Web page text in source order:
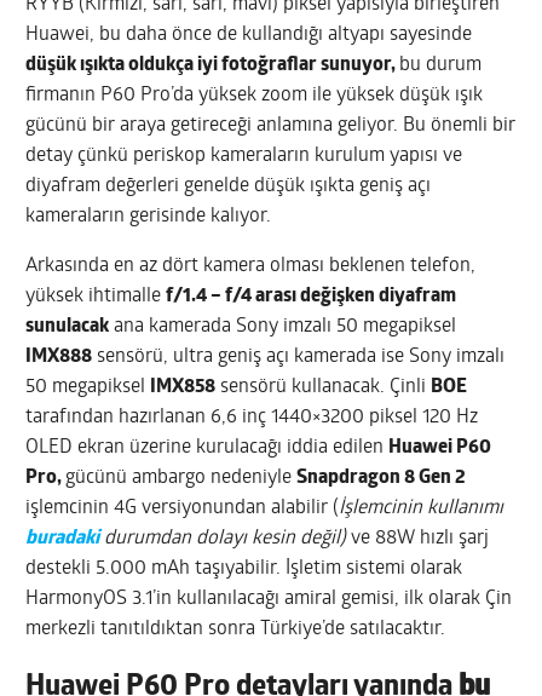
RYYB (Kırmızı, sarı, sarı, mavi) piksel yapısıyla birleştiren
Huawei, bu daha önce de kullandığı altyapı sayesinde
düşük ışıkta oldukça iyi fotoğraflar sunuyor, bu durum
firmanın P60 Pro’da yüksek zoom ile yüksek düşük ışık
gücünü bir araya getireceği anlamına geliyor. Bu önemli bir
detay çünkü periskop kameraların kurulum yapısı ve
diyafram değerleri genelde düşük ışıkta geniş açı
kameraların gerisinde kalıyor.
Arkasında en az dört kamera olması beklenen telefon,
yüksek ihtimallef/1.4 – f/4 arası değişken diyafram
sunulacak ana kamerada Sony imzalı 50 megapiksel
IMX888 sensörü, ultra geniş açı kamerada ise Sony imzalı
50 megapiksel
IMX858 sensörü kullanacak. Çinli BOE
tarafından hazırlanan 6,6 inç 1440×3200 piksel 120 Hz
OLED ekran üzerine kurulacağı iddia edilen Huawei P60
Pro, gücünü ambargo nedeniyleSnapdragon 8 Gen 2
işlemcinin 4G versiyonundan alabilir (İşlemcinin kullanımı
buradakidurumdan dolayı kesin değil)ve 88W hızlı şarj
destekli 5.000 mAh taşıyabilir. İşletim sistemi olarak
HarmonyOS 3.1’in kullanılacağı amiral gemisi, ilk olarak Çin
merkezli tanıtıldıktan sonra Türkiye’de satılacaktır.
Huawei P60 Pro detayları yanında bu